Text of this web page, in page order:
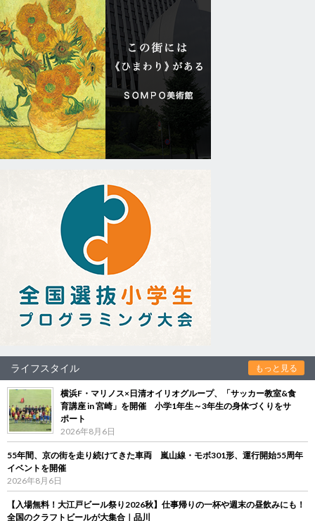
ライフスタイル もっと見る
横浜F・マリノス×日清オイリオグループ、「サッカー教室&食
育講座 in 宮崎」を開催 小学1年生～3年生の身体づくりをサ
ポート
2026年8月6日
55年間、京の街を走り続けてきた車両 嵐山線・モボ301形、運行開始55周年
イベントを開催
2026年8月6日
【入場無料！大江戸ビール祭り2026秋】仕事帰りの一杯や週末の昼飲みにも！
全国のクラフトビールが大集合｜品川